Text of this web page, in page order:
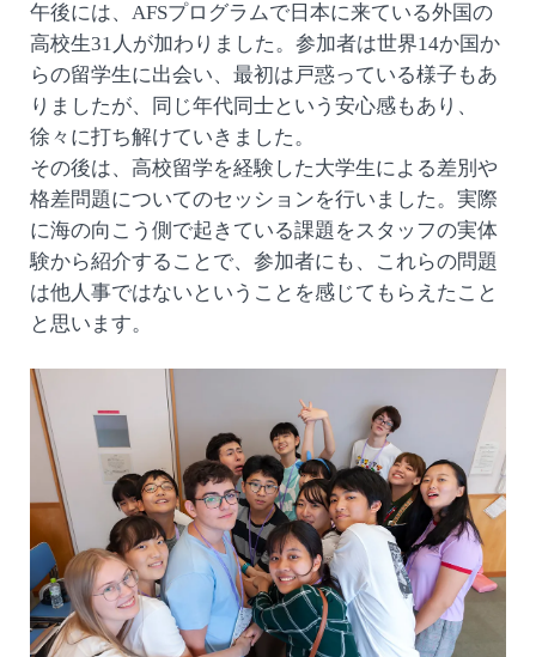
午後には、AFSプログラムで日本に来ている外国の
高校生31人が加わりました。参加者は世界14か国か
らの留学生に出会い、最初は戸惑っている様子もあ
りましたが、同じ年代同士という安心感もあり、
徐々に打ち解けていきました。
その後は、高校留学を経験した大学生による差別や
格差問題についてのセッションを行いました。実際
に海の向こう側で起きている課題をスタッフの実体
験から紹介することで、参加者にも、これらの問題
は他人事ではないということを感じてもらえたこと
と思います。